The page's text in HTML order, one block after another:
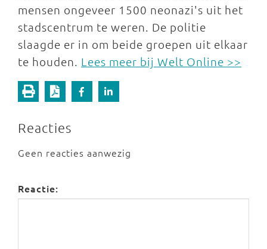
mensen ongeveer 1500 neonazi's uit het
stadscentrum te weren. De politie
slaagde er in om beide groepen uit elkaar
te houden. Lees meer bij Welt Online >>
Reacties
Geen reacties aanwezig
Reactie: